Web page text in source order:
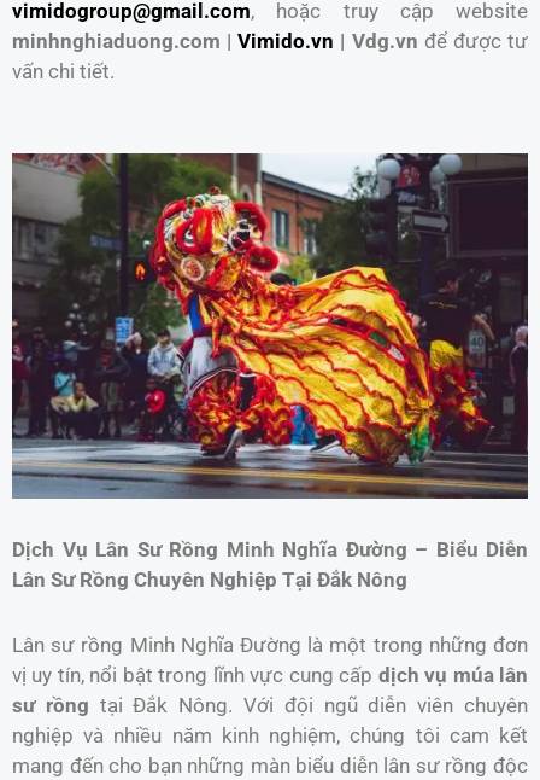
vimidogroup@gmail.com, hoặc truy cập website
minhnghiaduong.com |Vimido.vn | Vdg.vn để được tư
vấn chi tiết.
Dịch Vụ Lân Sư Rồng Minh Nghĩa Đường – Biểu Diễn
Lân Sư Rồng Chuyên Nghiệp Tại Đắk Nông
Lân sư rồng Minh Nghĩa Đường là một trong những đơn
vị uy tín, nổi bật trong lĩnh vực cung cấp dịch vụ múa lân
sư rồng tại Đắk Nông. Với đội ngũ diễn viên chuyên
nghiệp và nhiều năm kinh nghiệm, chúng tôi cam kết
mang đến cho bạn những màn biểu diễn lân sư rồng độc